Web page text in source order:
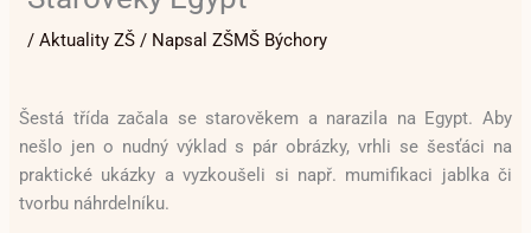
/Aktuality ZŠ / NapsalZŠMŠ Býchory
Šestá třída začala se starověkem a narazila na Egypt. Aby
nešlo jen o nudný výklad s pár obrázky, vrhli se šesťáci na
praktické ukázky a vyzkoušeli si např. mumifikaci jablka či
tvorbu náhrdelníku.